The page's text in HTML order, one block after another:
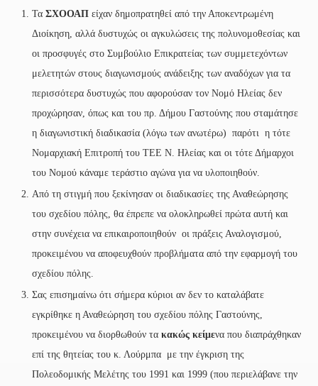
Τα ΣΧΟΟΑΠ είχαν δημοπρατηθεί από την Αποκεντρωμένη
Διοίκηση, αλλά δυστυχώς οι αγκυλώσεις της πολυνομοθεσίας και
οι προσφυγές στο Συμβούλιο Επικρατείας των συμμετεχόντων
μελετητών στους διαγωνισμούς ανάδειξης των αναδόχων για τα
περισσότερα δυστυχώς που αφορούσαν τον Νομό Ηλείας δεν
προχώρησαν, όπως και του πρ. Δήμου Γαστούνης που σταμάτησε
η διαγωνιστική διαδικασία (λόγω των ανωτέρω) παρότι η τότε
Νομαρχιακή Επιτροπή του ΤΕΕ Ν. Ηλείας και οι τότε Δήμαρχοι
του Νομού κάναμε τεράστιο αγώνα για να υλοποιηθούν.
Από τη στιγμή που ξεκίνησαν οι διαδικασίες της Αναθεώρησης
του σχεδίου πόλης, θα έπρεπε να ολοκληρωθεί πρώτα αυτή και
στην συνέχεια να επικαιροποιηθούν οι πράξεις Αναλογισμού,
προκειμένου να αποφευχθούν προβλήματα από την εφαρμογή του
σχεδίου πόλης.
Σας επισημαίνω ότι σήμερα κύριοι αν δεν το καταλάβατε
εγκρίθηκε η Αναθεώρηση του σχεδίου πόλης Γαστούνης,
προκειμένου να διορθωθούν τα κακώς κείμενα που διαπράχθηκαν
επί της θητείας του κ. Λούρμπα με την έγκριση της
Πολεοδομικής Μελέτης του 1991 και 1999 (που περιελάβανε την